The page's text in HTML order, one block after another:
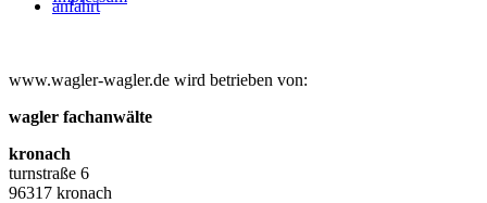
anfahrt
www.wagler-wagler.de wird betrieben von:
wagler fachanwälte
kronach
turnstraße 6
96317 kronach